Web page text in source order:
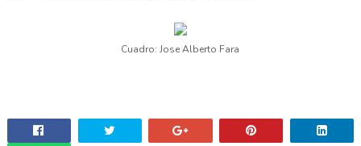
Cuadro: Jose Alberto Fara